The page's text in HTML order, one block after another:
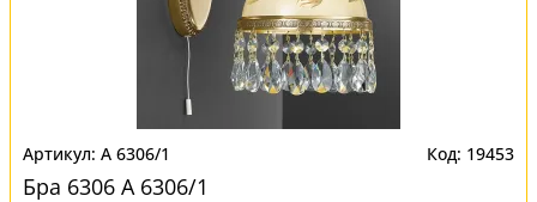
A 6306/1 19453
Бра 6306 A 6306/1